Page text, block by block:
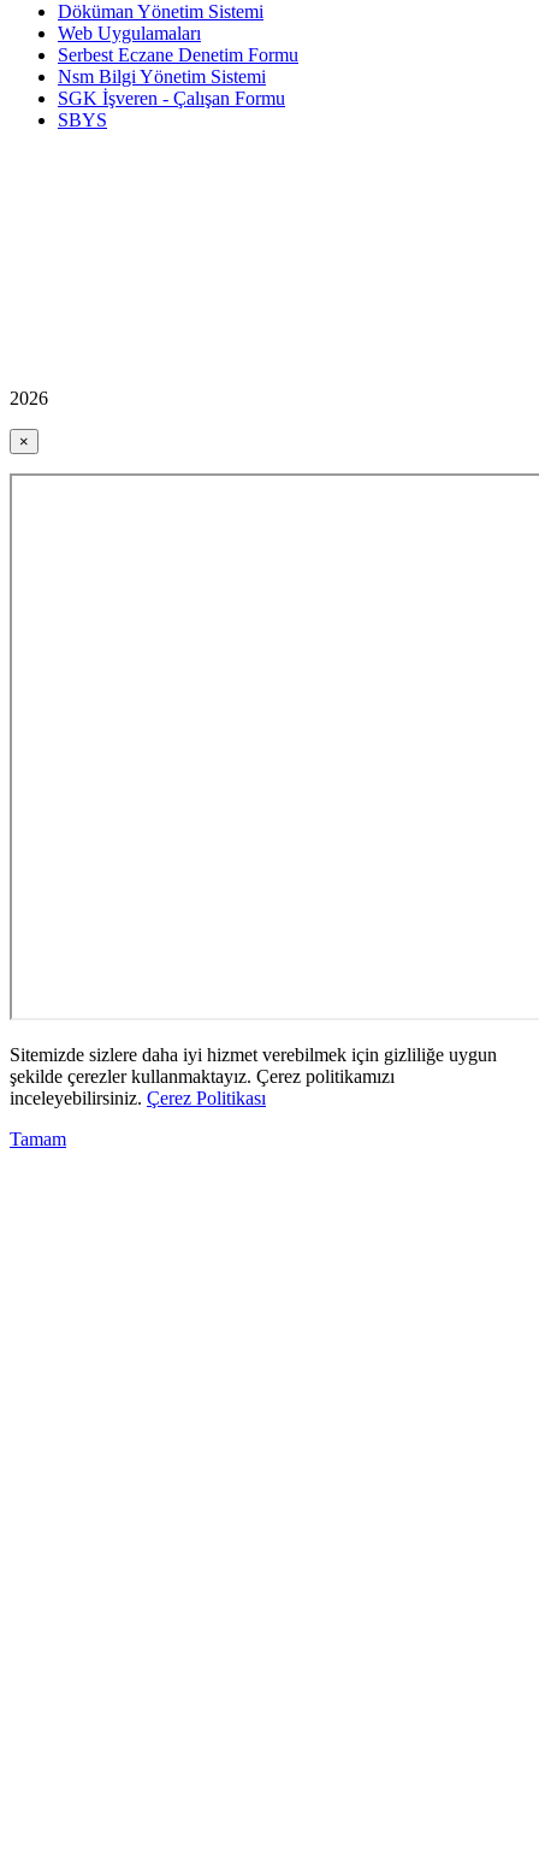
Döküman Yönetim Sistemi
Web Uygulamaları
Serbest Eczane Denetim Formu
Nsm Bilgi Yönetim Sistemi
SGK İşveren - Çalışan Formu
SBYS
2026
×
Sitemizde sizlere daha iyi hizmet verebilmek için gizliliğe uygun
şekilde çerezler kullanmaktayız. Çerez politikamızı
inceleyebilirsiniz. Çerez Politikası
Tamam